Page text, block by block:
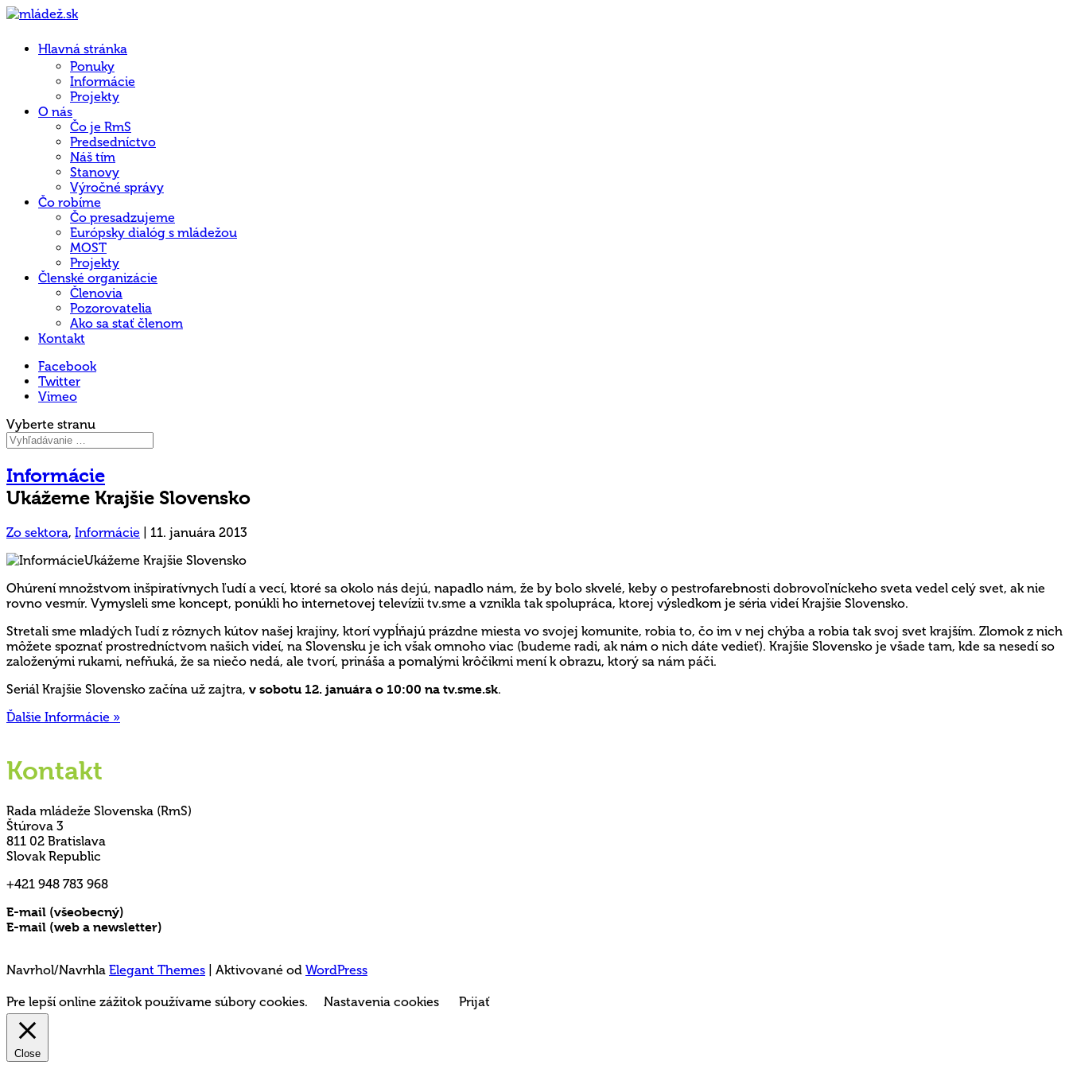
Hlavná stránka
Ponuky
Informácie
Projekty
O nás
Čo je RmS
Predsedníctvo
Náš tím
Stanovy
Výročné správy
Čo robíme
Čo presadzujeme
Európsky dialóg s mládežou
MOST
Projekty
Členské organizácie
Členovia
Pozorovatelia
Ako sa stať členom
Kontakt
Facebook
Twitter
Vimeo
Vyberte stranu
Informácie
Ukážeme Krajšie Slovensko
Zo sektora, Informácie 11. januára 2013
Ohúrení množstvom inšpiratívnych ľudí a vecí, ktoré sa okolo nás dejú, napadlo nám, že by bolo skvelé, keby o pestrofarebnosti dobrovoľníckeho sveta vedel celý svet, ak nie
rovno vesmír. Vymysleli sme koncept, ponúkli ho internetovej televízii tv.sme a vznikla tak spolupráca, ktorej výsledkom je séria videí Krajšie Slovensko.
Stretali sme mladých ľudí z rôznych kútov našej krajiny, ktorí vypĺňajú prázdne miesta vo svojej komunite, robia to, čo im v nej chýba a robia tak svoj svet krajším. Zlomok z nich
môžete spoznať prostredníctvom našich videí, na Slovensku je ich však omnoho viac (budeme radi, ak nám o nich dáte vedieť). Krajšie Slovensko je všade tam, kde sa nesedí so
založenými rukami, nefňuká, že sa niečo nedá, ale tvorí, prináša a pomalými krôčikmi mení k obrazu, ktorý sa nám páči.
Seriál Krajšie Slovensko začína už zajtra, v sobotu 12. januára o 10:00 na tv.sme.sk.
Ďalšie Informácie »
Kontakt
Rada mládeže Slovenska (RmS)
Štúrova 3
811 02 Bratislava
Slovak Republic
+421 948 783 968
E-mail (všeobecný)
E-mail (web a newsletter)
Navrhol/Navrhla Elegant Themes | Aktivované od WordPress
Pre lepší online zážitok používame súbory cookies. Nastavenia cookies Prijať
Close